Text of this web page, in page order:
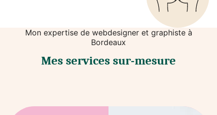
Mon expertise de webdesigner et graphiste à
Bordeaux
Mes services sur-mesure